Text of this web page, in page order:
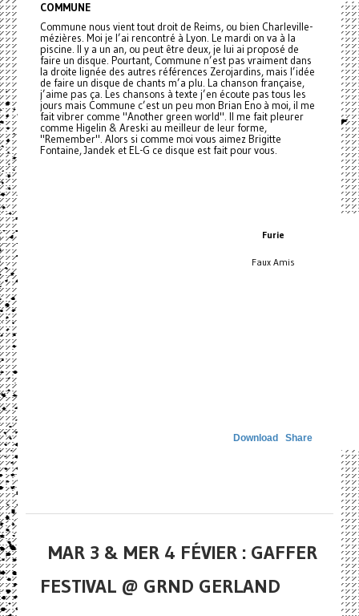
COMMUNE
Commune nous vient tout droit de Reims, ou bien Charleville-
mézières. Moi je l’ai rencontré à Lyon. Le mardi on va à la
piscine. Il y a un an, ou peut être deux, je lui ai proposé de
faire un disque. Pourtant, Commune n’est pas vraiment dans
la droite lignée des autres références Zerojardins, mais l’idée
de faire un disque de chants m’a plu. La chanson française,
j’aime pas ça. Les chansons à texte j’en écoute pas tous les
jours mais Commune c’est un peu mon Brian Eno à moi, il me
fait vibrer comme "Another green world". Il me fait pleurer
comme Higelin & Areski au meilleur de leur forme,
"Remember". Alors si comme moi vous aimez Brigitte
Fontaine, Jandek et EL-G ce disque est fait pour vous.
Furie
Faux Amis
Download Share
MAR 3 & MER 4 FÉVIER : GAFFER
FESTIVAL @ GRND GERLAND